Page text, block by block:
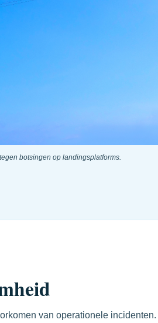
botsingen op landingsplatforms.
van operationele incidenten.